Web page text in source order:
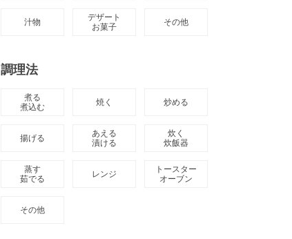
汁物
デザート
お菓子
その他
調理法
煮る
煮込む
焼く 炒める
揚げる
あえる
漬ける
炊く
炊飯器
蒸す
茹でる
レンジ
トースター
オーブン
その他